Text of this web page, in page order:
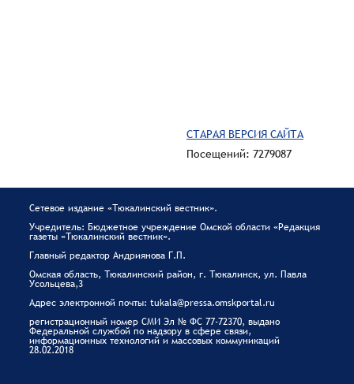
СТАРАЯ ВЕРСИЯ САЙТА
Посещений: 7279087
Сетевое издание «Тюкалинский вестник».
Учредитель: Бюджетное учреждение Омской области «Редакция
газеты «Тюкалинский вестник».
Главный редактор Андриянова Г.П.
Омская область, Тюкалинский район, г. Тюкалинск, ул. Павла
Усольцева,3
Адрес электронной почты: tukala@pressa.omskportal.ru
регистрационный номер СМИ Эл № ФС 77-72370, выдано
Федеральной службой по надзору в сфере связи,
информационных технологий и массовых коммуникаций
28.02.2018